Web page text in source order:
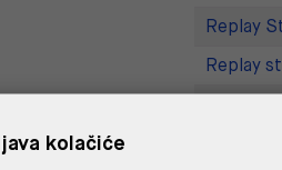
Replay
Replay
Replay
kolačiće